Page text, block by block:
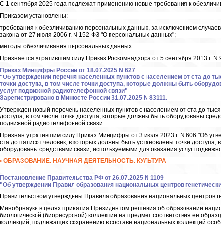
С 1 сентября 2025 года подлежат применению новые требования к
Приказом установлены:
требования к обезличиванию персональных данных, за исключением
закона от 27 июля 2006 г. N 152-ФЗ "О персональных данных";
методы обезличивания персональных данных.
Признается утратившим силу Приказ Роскомнадзора от 5 сентября 2013 г.
Приказ Минцифры России от 18.07.2025 N 627
"Об утверждении перечня населенных пунктов с населением от ста до
точки доступа, в том числе точки доступа, которые должны быть
услуг подвижной радиотелефонной связи"
Зарегистрировано в Минюсте России 31.07.2025 N 83111.
Утвержден новый перечень населенных пунктов с населением от ста до
доступа, в том числе точки доступа, которые должны быть оборудованы
подвижной радиотелефонной связи
Признан утратившим силу Приказ Минцифры от 3 июля 2023 г. N 606 "Об
ста до пятисот человек, в которых должны быть установлены точки
оборудованы средствами связи, используемыми для оказания услуг
• ОБРАЗОВАНИЕ. НАУЧНАЯ ДЕЯТЕЛЬНОСТЬ. КУЛЬТУРА
Постановление Правительства РФ от 26.07.2025 N 1109
"Об утверждении Правил образования национальных центров
Правительством утверждены Правила образования национальных центров
Минобрнауки в целях принятия Президентом решения об образовании
биологической (биоресурсной) коллекции на предмет соответствия ее
коллекций, подлежащих сохранению в составе национальных коллекций